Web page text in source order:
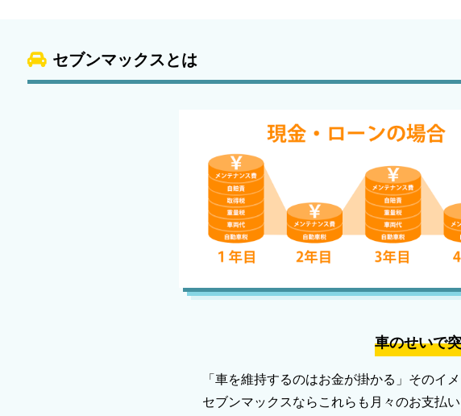
セブンマックスとは
車のせいで
「車を維持するのはお金が掛かる」そのイ
セブンマックスならこれらも月々のお支払